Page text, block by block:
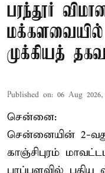
பரந்தூர்
மக்களவையில்
முக்கியத்
Published on: 06 Aug
சென்னை:
சென்னையின் 2-
காஞ்சிபுரம்
பரப்பளவில்